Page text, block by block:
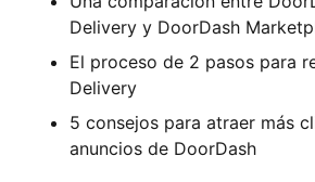
Delivery y DoorDash
El proceso de 2 pasos para
Delivery
5 consejos para atraer más
anuncios de DoorDash